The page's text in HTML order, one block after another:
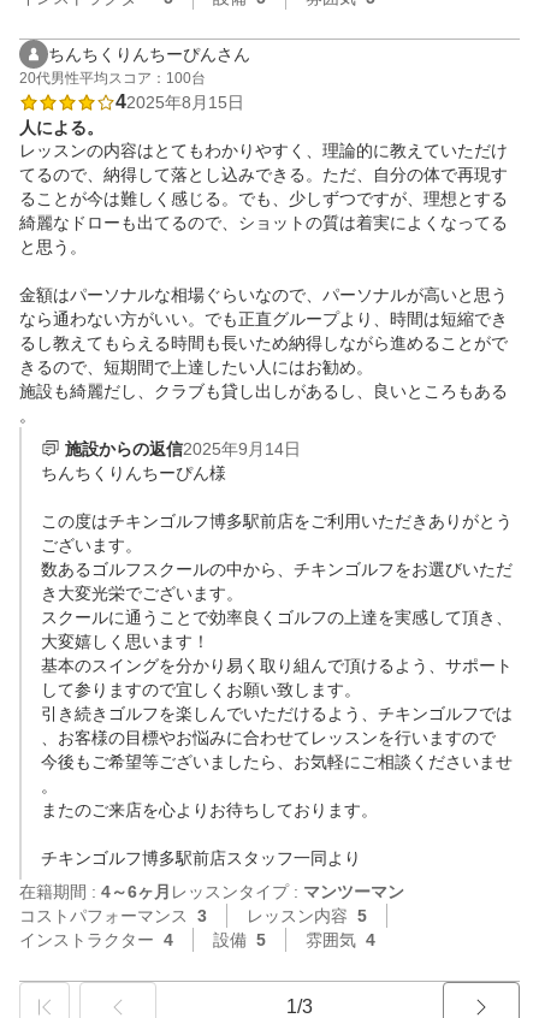
ちんちくりんちーぴんさん
20代男性平均スコア：100台
42025年8月15日
人による。
レッスンの内容はとてもわかりやすく、理論的に教えていただけ
てるので、納得して落とし込みできる。ただ、自分の体で再現す
ることが今は難しく感じる。でも、少しずつですが、理想とする
綺麗なドローも出てるので、ショットの質は着実によくなってる
と思う。
金額はパーソナルな相場ぐらいなので、パーソナルが高いと思う
なら通わない方がいい。でも正直グループより、時間は短縮でき
るし教えてもらえる時間も長いため納得しながら進めることがで
きるので、短期間で上達したい人にはお勧め。
施設も綺麗だし、クラブも貸し出しがあるし、良いところもある
。
施設からの返信2025年9月14日
ちんちくりんちーぴん様
この度はチキンゴルフ博多駅前店をご利用いただきありがとう
ございます。
数あるゴルフスクールの中から、チキンゴルフをお選びいただ
き大変光栄でございます。
スクールに通うことで効率良くゴルフの上達を実感して頂き、
大変嬉しく思います！
基本のスイングを分かり易く取り組んで頂けるよう、サポート
して参りますので宜しくお願い致します。
引き続きゴルフを楽しんでいただけるよう、チキンゴルフでは
、お客様の目標やお悩みに合わせてレッスンを行いますので
今後もご希望等ございましたら、お気軽にご相談くださいませ
。
またのご来店を心よりお待ちしております。
チキンゴルフ博多駅前店スタッフ一同より
在籍期間 : 4～6ヶ月 レッスンタイプ : マンツーマン
コストパフォーマンス
3 レッスン内容 5
インストラクター 4 設備 5 雰囲気 4
1/3